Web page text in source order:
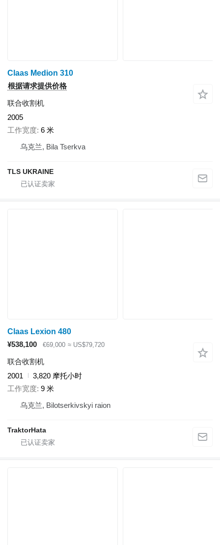
Claas Medion 310
根据请求提供价格
联合收割机
2005
工作宽度 6 米
乌克兰, Bila Tserkva
TLS UKRAINE
Claas Lexion 480
¥538,100
€69,000 ≈ US$79,720
联合收割机
2001
3,820 摩托小时
工作宽度 9 米
乌克兰, Bilotserkivskyi raion
TraktorHata